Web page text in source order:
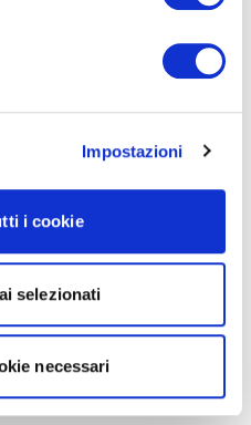
Impostazioni
i cookie
selezionati
necessari